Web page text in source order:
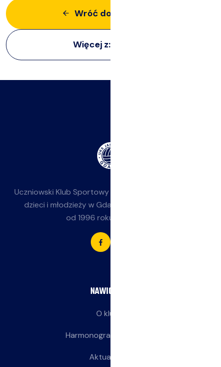
Wróć do aktualności
Więcej z:
Uczniowski Klub Sportowy
dzieci i młodzieży w Gdańsku-Jasieniu. Działamy
od 1996 roku przy SP 85.
NAWIGACJA
O klubie
Harmonogram treningów
Aktualności